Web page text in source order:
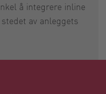
å integrere inline
av anleggets